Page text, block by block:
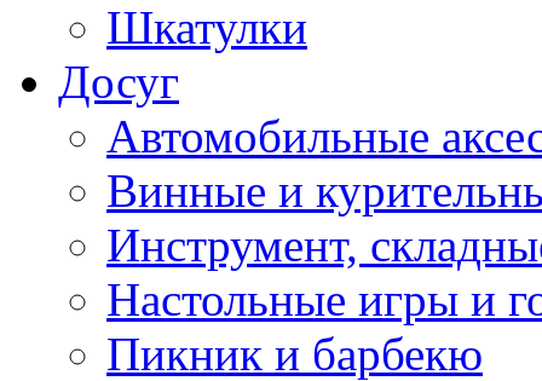
Шкатулки
Досуг
Автомобильные
Винные и
Инструмент,
Настольные игры и
Пикник и барбекю